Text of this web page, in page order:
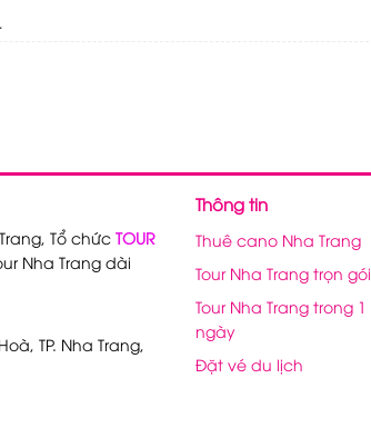
Tổ chức TOUR
Nha Trang dài
TP. Nha Trang,
Thông tin
Thuê cano Nha Trang
Tour Nha Trang trọn gói
Tour Nha Trang trong 1
ngày
Đặt vé du lịch